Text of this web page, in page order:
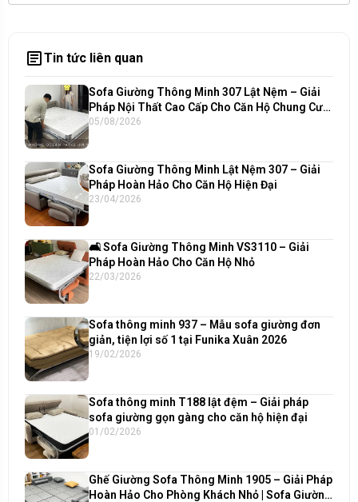
articleTin tức liên quan
Sofa Giường Thông Minh 307 Lật Nệm – Giải
Pháp Nội Thất Cao Cấp Cho Căn Hộ Chung Cư
Hiện Đại
05/08/2026
Sofa Giường Thông Minh Lật Nệm 307 – Giải
Pháp Hoàn Hảo Cho Căn Hộ Hiện Đại
23/04/2026
🛋️ Sofa Giường Thông Minh VS3110 – Giải
Pháp Hoàn Hảo Cho Căn Hộ Nhỏ
22/03/2026
Sofa thông minh 937 – Mẫu sofa giường đơn
giản, tiện lợi số 1 tại Funika Xuân 2026
19/02/2026
Sofa thông minh T188 lật đệm – Giải pháp
sofa giường gọn gàng cho căn hộ hiện đại
01/02/2026
Ghế Giường Sofa Thông Minh 1905 – Giải Pháp
Hoàn Hảo Cho Phòng Khách Nhỏ | Sofa Giường